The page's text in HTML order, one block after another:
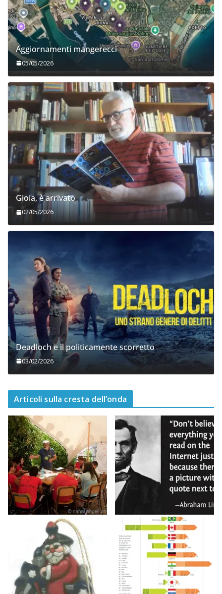
Aggiornamenti mangerecci
05/05/2026
Gioia, è arrivato
02/05/2026
Deadloch e il politicamente scorretto
03/02/2026
Articoli sulla cresta dell’onda